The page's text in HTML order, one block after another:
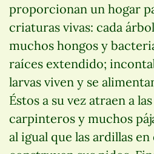
proporcionan un hogar
criaturas vivas: cada
muchos hongos y
raíces extendido;
larvas viven y se
Éstos a su vez atraen a
carpinteros y muchos
al igual que las ardillas